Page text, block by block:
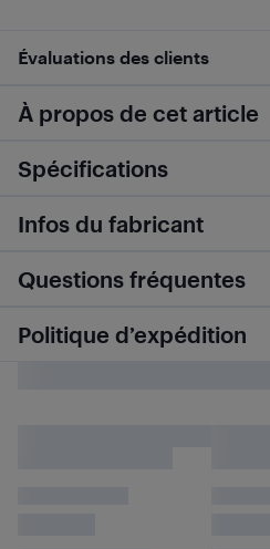
Évaluations des clients
À propos de cet article
Spécifications
Infos du fabricant
Questions fréquentes
Politique d’expédition